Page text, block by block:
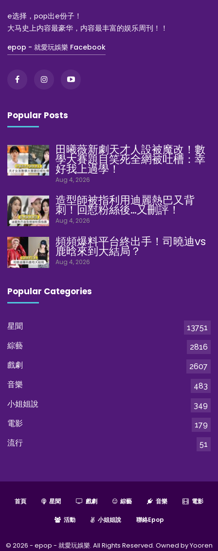
e选择，pop出e份子！
大马史上内容最豪华，内容最丰富的娱乐周刊！！
epop - 就愛玩娛樂 Facebook
Popular Posts
田曦薇新劇天才人設被魔改！數
學大賽題目笑死全網被吐槽：幸
好我上過學！
Aug 4, 2026
造型師被指利用迪麗熱巴又背
刺！回懟粉絲後…又刪評！
Aug 4, 2026
頻頻爆料平台終出手！司曉迪vs
鹿晗來到大結局？
Aug 4, 2026
Popular Categories
星聞
13751
綜藝
2816
戲劇
2607
音樂
483
小姐姐說
349
電影
179
流行
51
首頁 星聞 戲劇 綜藝 音樂 電影
活動 小姐姐說 聯絡epop
© 2026 - epop - 就愛玩娛樂. All Rights Reserved. Owned by Yooren